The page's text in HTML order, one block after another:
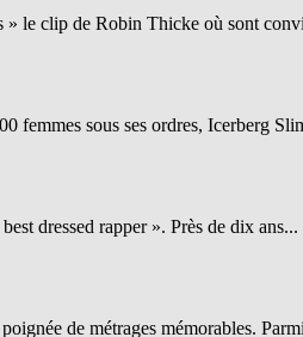
» le clip de Robin Thicke où sont
femmes sous ses ordres, Icerberg
dressed rapper ». Près de dix ans...
de métrages mémorables.